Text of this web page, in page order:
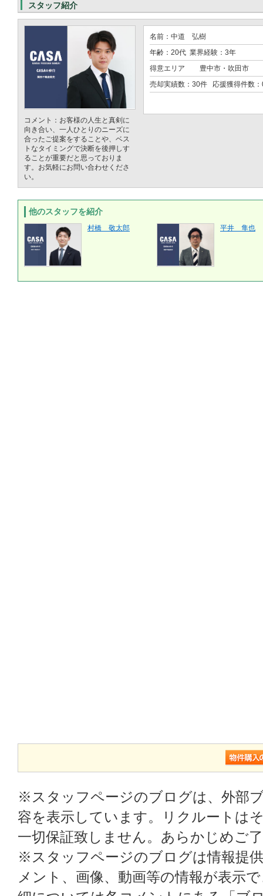
スタッフ紹介
コメント：お客様の人生と真剣に
向き合い、一人ひとりのニーズに
合ったご提案をすることや、ベス
トなタイミングで決断を後押しす
ることが重要だと思っておりま
す。お気軽にお問い合わせくださ
い。
名前：中道 弘樹
年齢：20代 業界経験：3年
得意エリア
豊中市・吹田市
売却実績数：30件 応援獲得件数：
他のスタッフを紹介
村橋 敬太郎 平井 隼也
※スタッフページのブログは、外部
容を表示しています。リクルートは
一切保証致しません。あらかじめご
※スタッフページのブログは情報提
メント、画像、動画等の情報が表示